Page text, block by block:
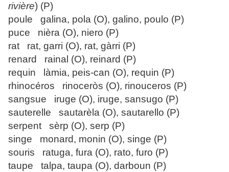
rivière) (P)
poule galina, pola (O), galino, poulo (P)
puce nièra (O), niero (P)
rat rat, garri (O), rat, gàrri (P)
renard rainal (O), reinard (P)
requin làmia, peis-can (O), requin (P)
rhinocéros rinoceròs (O), rinouceros (P)
sangsue iruge (O), iruge, sansugo (P)
sauterelle sautarèla (O), sautarello (P)
serpent sèrp (O), serp (P)
singe monard, monin (O), singe (P)
souris ratuga, fura (O), rato, furo (P)
taupe talpa, taupa (O), darboun (P)